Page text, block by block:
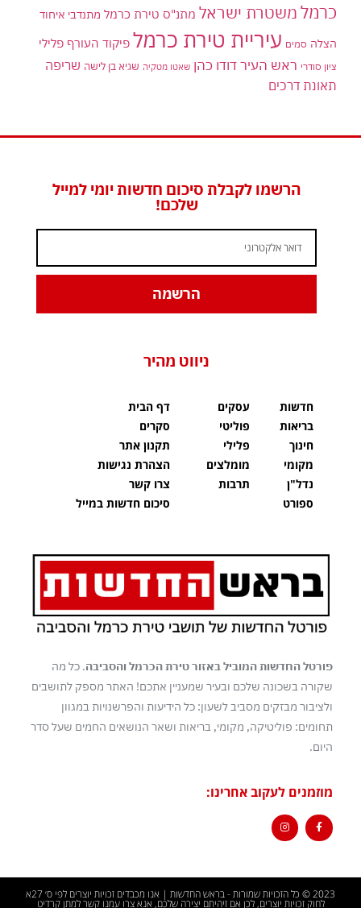
כרמלמשטרת ישראל מתנ"ס טירת כרמל מתנדבי איחוד
הצלה סמים עיריית טירת כרמל פיקוד העורף פלילי
ציון סודרי ראש העיר דודו כהן שאטו מטקיה שגיא בן לישה שריפה
תאונת דרכים
הרשמו לקבלת סיכום חדשות יומי למייל
שלכם!
הרשמה
ניווט מהיר
חדשות
בריאות
חינוך
מקומי
נדל"ן
ספורט
עסקים
פוליטי
פלילי
מומלצים
תרבות
דף הבית
סקרים
תקנון אתר
הצהרת נגישות
צרו קשר
סיכום חדשות במייל
פורטל החדשות המוביל באזור טירת הכרמל והסביבה. כל מה
שקורה בשכונה שלכם ובעיר שמעניין אתכם! האתר מספק לתושבים
ולציבור מבזקים מסביב לשעון: כל הידיעות והפרשנויות במגוון
תחומים: פוליטיקה, מקומי, בריאות ושאר הנושאים החמים שעל סדר
היום.
מוזמנים לעקוב אחרינו:
2023 © כל הזכויות שמורות - בראש החדשות | אנו מכבדים זכויות יוצרים לפי ס׳ 27א
לחוק זכויות יוצרים, לכן אם זיהיתם יצירה שלכם, אנא צרו עמנו קשר למתן קרדיט